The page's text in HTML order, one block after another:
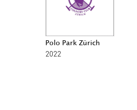
Polo Park Zürich
2022